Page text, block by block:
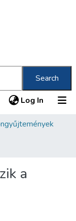
Search
Log In (current)
a